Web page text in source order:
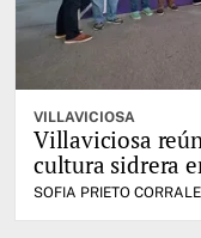
VILLAVICIOSA
Villaviciosa
cultura sidrera
SOFIA PRIETO